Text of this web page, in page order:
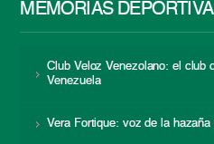
MEMORIAS
Club Veloz Venezolano: el club
Venezuela
Vera Fortique: voz de la hazaña